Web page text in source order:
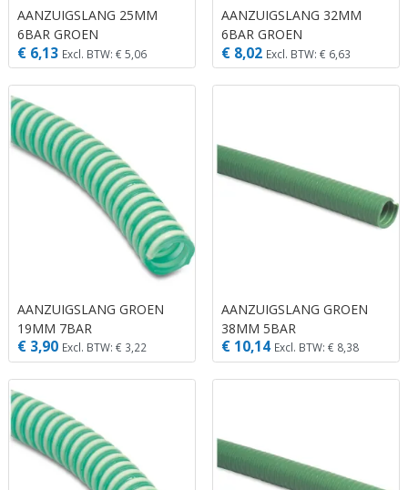
AANZUIGSLANG 25MM
6BAR GROEN
€ 6,13 Excl. BTW: € 5,06
AANZUIGSLANG 32MM
6BAR GROEN
€ 8,02 Excl. BTW: € 6,63
AANZUIGSLANG GROEN
19MM 7BAR
€ 3,90 Excl. BTW: € 3,22
AANZUIGSLANG GROEN
38MM 5BAR
€ 10,14 Excl. BTW: € 8,38